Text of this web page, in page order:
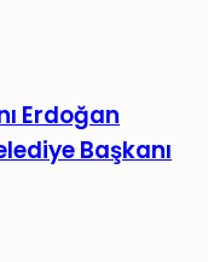
Erdoğan
Başkanı